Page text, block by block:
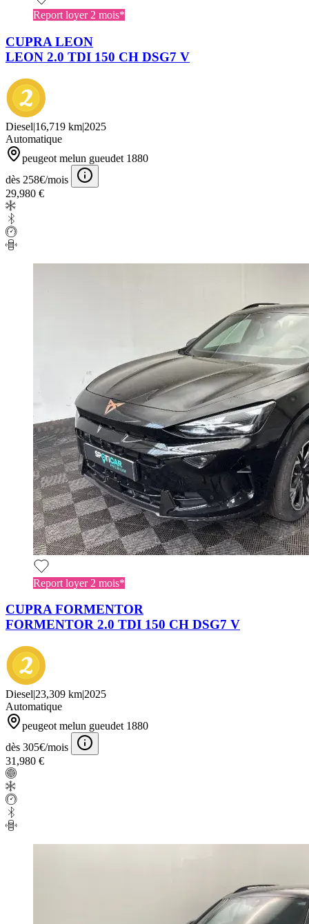
Report loyer 2 mois*
CUPRA LEON
LEON 2.0 TDI 150 CH DSG7 V
Diesel|16,719 km|2025
Automatique
peugeot melun gueudet 1880
dès 258€/mois
29,980 €
Report loyer 2 mois*
CUPRA FORMENTOR
FORMENTOR 2.0 TDI 150 CH DSG7 V
Diesel|23,309 km|2025
Automatique
peugeot melun gueudet 1880
dès 305€/mois
31,980 €